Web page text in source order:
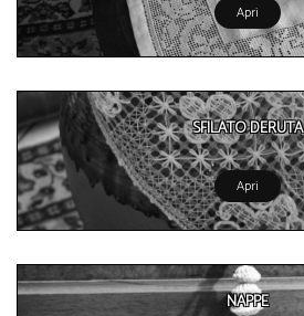
Apri
SFILATO DERUTA
Apri
NAPPE